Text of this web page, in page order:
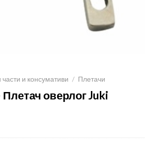
части и консумативи / Плетачи
оверлог Juki